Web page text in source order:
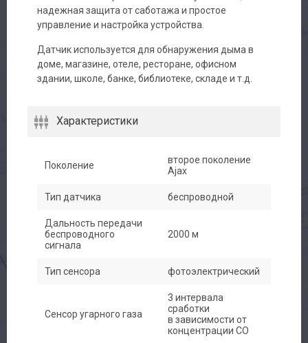
надежная защита от саботажа и простое
управление и настройка устройства.
Датчик используется для обнаружения дыма в
доме, магазине, отеле, ресторане, офисном
здании, школе, банке, библиотеке, складе и т.д.
Характеристики
Поколение
второе поколение
Ajax
Тип датчика беспроводной
Дальность передачи
беспроводного
сигнала
2000 м
Тип сенсора фотоэлектрический
Сенсор угарного газа
3 интервала
сработки
в зависимости от
концентрации СО